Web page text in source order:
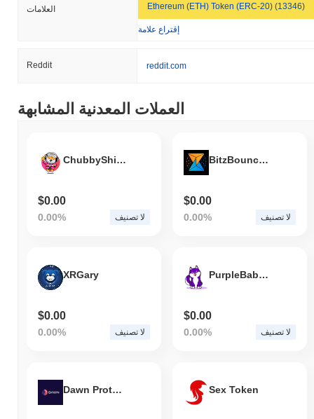
العلامات Ethereum (ETH) Token (ERC-20) (13346)
إقتراع علامة
Reddit reddit.com
العملات المعدنية المشابهة
ChubbyShiba
$0.00
0.00% لا تصنيف
BitzBounce Coin
$0.00
0.00% لا تصنيف
XRGary
$0.00
0.00% لا تصنيف
PurpleBabyDoge
$0.00
0.00% لا تصنيف
Dawn Protocol Sex Token